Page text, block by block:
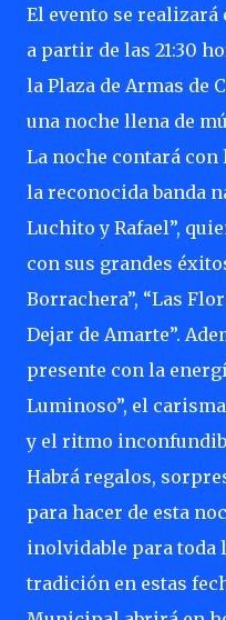
El evento se realizará
a partir de las 21:30
la Plaza de Armas de
una noche llena de
La noche contará
la reconocida banda
Luchito y Rafael”,
con sus grandes
Borrachera”, “Las
Dejar de Amarte”.
presente con la
Luminoso”, el
y el ritmo
Habrá regalos,
para hacer de esta
inolvidable para toda
tradición en estas